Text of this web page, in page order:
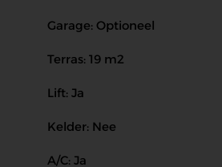
Garage: Optioneel
Terras: 19 m2
Lift: Ja
Kelder: Nee
A/C: Ja